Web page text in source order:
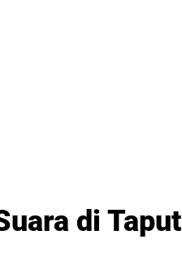
di Taput